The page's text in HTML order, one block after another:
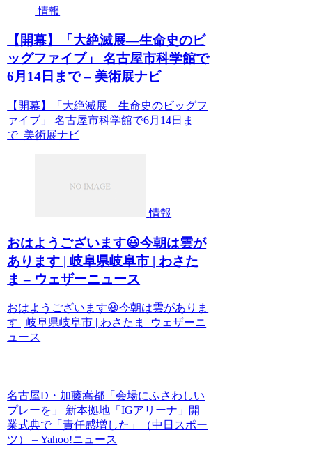
情報
【開幕】「大絶滅展―生命史のビ
ッグファイブ」 名古屋市科学館で
6月14日まで – 美術展ナビ
【開幕】「大絶滅展―生命史のビッグフ
ァイブ」 名古屋市科学館で6月14日ま
で 美術展ナビ
情報
おはようございます😃今朝は雲が
あります | 岐阜県岐阜市 | わさた
ま – ウェザーニュース
おはようございます😃今朝は雲がありま
す | 岐阜県岐阜市 | わさたま ウェザーニ
ュース
名古屋D・加藤嵩都「会場にふさわしい
プレーを」 新本拠地「IGアリーナ」開
業式典で「責任感増した」（中日スポー
ツ） – Yahoo!ニュース